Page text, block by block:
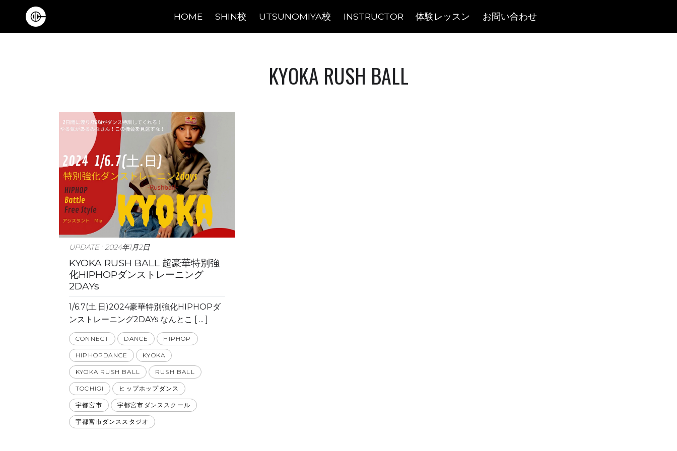
Main Navigation HOME SHIN校 UTSUNOMIYA校 INSTRUCTOR 体験レッスン お問い合わせ
KYOKA RUSH BALL
UPDATE : 2024年1月2日
KYOKA RUSH BALL 超豪華特別強
化HIPHOPダンストレーニング
2DAYs
1/6.7(土.日)2024豪華特別強化HIPHOPダ
ンストレーニング2DAYs なんとこ [ ... ]
CONNECT DANCE HIPHOP
HIPHOPDANCE KYOKA
KYOKA RUSH BALL RUSH BALL
TOCHIGI ヒップホップダンス
宇都宮市 宇都宮市ダンススクール
宇都宮市ダンススタジオ